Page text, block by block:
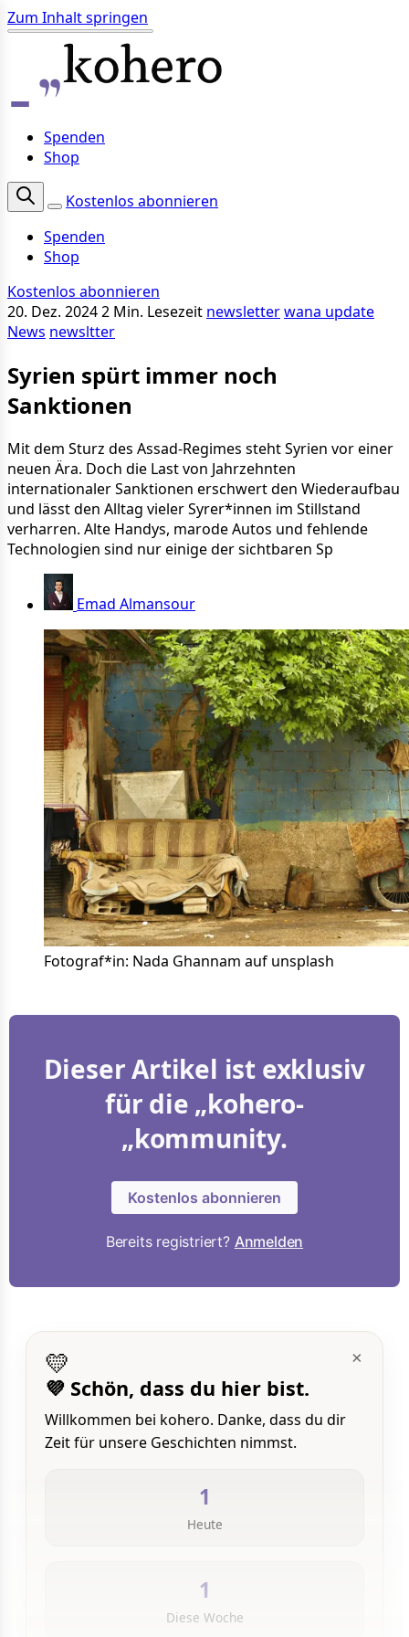
Zum Inhalt springen
Spenden
Shop
Kostenlos abonnieren
Spenden
Shop
Kostenlos abonnieren
20. Dez. 20242 Min. Lesezeit newsletterwana update
News newsltter
Syrien spürt immer noch
Sanktionen
Mit dem Sturz des Assad-Regimes steht Syrien vor einer
neuen Ära. Doch die Last von Jahrzehnten
internationaler Sanktionen erschwert den Wiederaufbau
und lässt den Alltag vieler Syrer*innen im Stillstand
verharren. Alte Handys, marode Autos und fehlende
Technologien sind nur einige der sichtbaren Sp
Emad Almansour
Fotograf*in: Nada Ghannam auf unsplash
Dieser Artikel ist exklusiv
für die „kohero-
„kommunity.
Kostenlos abonnieren
Bereits registriert? Anmelden
×
💛
💜 Schön, dass du hier bist.
Willkommen bei kohero. Danke, dass du dir
Zeit für unsere Geschichten nimmst.
1
Heute
1
Diese Woche